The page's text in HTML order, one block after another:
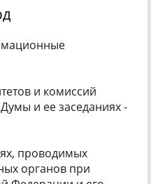
и комиссий
и ее заседаниях -
проводимых
органов при